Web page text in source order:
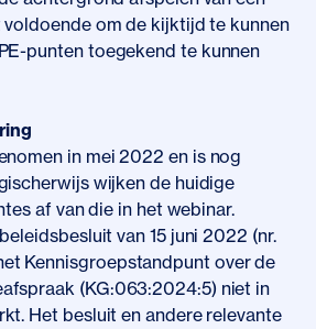
om de kijktijd te kunnen
punten toegekend te kunnen
in mei 2022 en is nog
wijken de huidige
af van die in het webinar.
van 15 juni 2022 (nr.
Kennisgroepstandpunt over de
(KG:063:2024:5) niet in
Het besluit en andere relevante